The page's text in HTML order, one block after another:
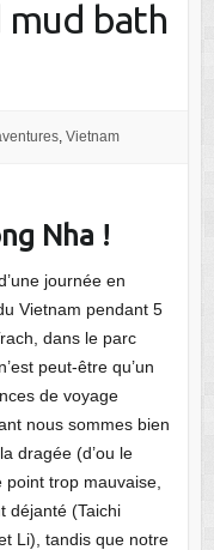
mud bath
, Vietnam
Nha !
journée en
Vietnam pendant 5
dans le parc
peut-être qu’un
de voyage
nous sommes bien
dragée (d’ou le
trop mauvaise,
déjanté (Taichi
Li), tandis que notre